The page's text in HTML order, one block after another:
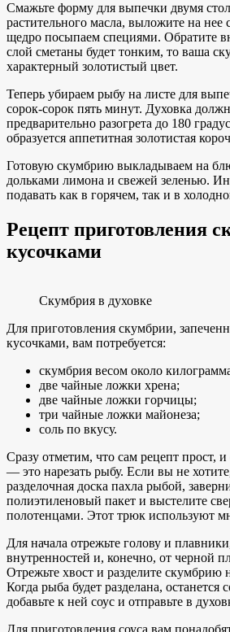
Смажьте форму для выпечки двумя
растительного масла, выложите на
щедро посыпаем специями. Обратите
слой сметаны будет тонким, то ваша
характерный золотистый цвет.
Теперь убираем рыбу на листе для
сорок-сорок пять минут. Духовка
предварительно разогрета до 180
образуется аппетитная золотистая
Готовую скумбрию выкладываем на
дольками лимона и свежей зеленью.
подавать как в горячем, так и в
Рецепт приготовления
кусочками
Скумбрия в духовке
Для приготовления скумбрии,
кусочками, вам потребуется:
скумбрия весом около
две чайные ложки хрена;
две чайные ложки горчицы;
три чайные ложки майонеза;
соль по вкусу.
Сразу отметим, что сам рецепт прост,
— это нарезать рыбу. Если вы не
разделочная доска пахла рыбой,
полиэтиленовый пакет и выстелите
полотенцами. Этот трюк используют
Для начала отрежьте голову и
внутренностей и, конечно, от черной
Отрежьте хвост и разделите скумбрию
Когда рыба будет разделана,
добавьте к ней соус и отправьте в
Для приготовления соуса вам